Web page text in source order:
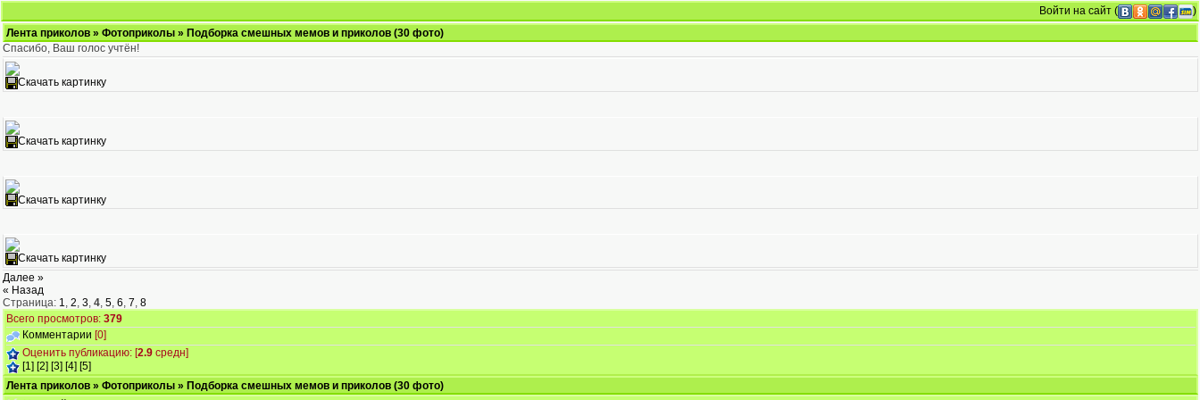
Войти на сайт (
)
Лента приколов » Фотоприколы » Подборка смешных мемов и приколов (30 фото)
Спасибо, Ваш голоc учтён!
Скачать картинку
Скачать картинку
Скачать картинку
Скачать картинку
Далее »
« Назад
Страница: 1, 2, 3, 4, 5, 6, 7, 8
Всего просмотров: 379
Комментарии [0]
Оценить публикацию: [2.9 средн]
[1] [2] [3] [4] [5]
Лента приколов » Фотоприколы » Подборка смешных мемов и приколов (30 фото)